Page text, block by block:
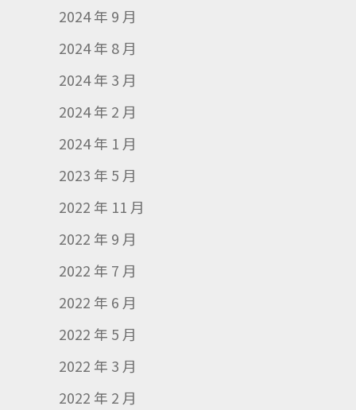
2024 年 9 月
2024 年 8 月
2024 年 3 月
2024 年 2 月
2024 年 1 月
2023 年 5 月
2022 年 11 月
2022 年 9 月
2022 年 7 月
2022 年 6 月
2022 年 5 月
2022 年 3 月
2022 年 2 月